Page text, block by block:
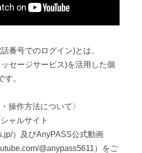
番号でのログイン)とは、
セージサービス)を活用した個
す。
操作方法について〉
ャルサイト
）及びAnyPASS公式動画
@anypass5611）をご